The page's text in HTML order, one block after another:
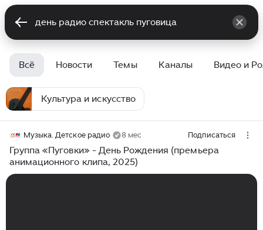
Всё Новости Темы Каналы Видео и
Культура и искусство
Музыка. Детское радио 8 мес Подписаться
Группа «Пуговки» - День Рождения (премьера
анимационного клипа, 2025)